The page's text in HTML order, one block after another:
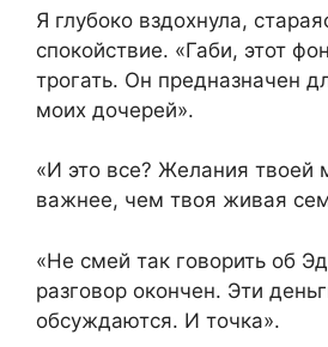
Я глубоко вздохнула,
спокойствие. «Габи, этот
трогать. Он предназначен
моих дочерей».
«И это все? Желания твоей
важнее, чем твоя живая
«Не смей так говорить об
разговор окончен. Эти
обсуждаются. И точка».